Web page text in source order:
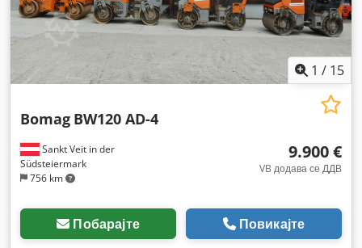
1 / 15
Sankt Veit in der
Südsteiermark
756 km
Bomag BW120 AD-4
9.900 €
VB додава се ДДВ
Побарајте Повикајте